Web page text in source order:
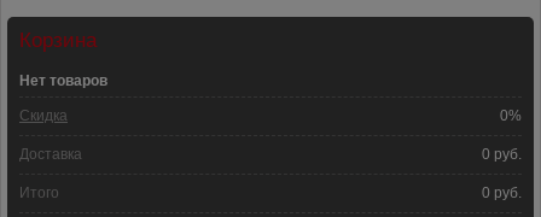
Корзина
Нет товаров
Скидка 0%
Доставка 0 руб.
Итого 0 руб.